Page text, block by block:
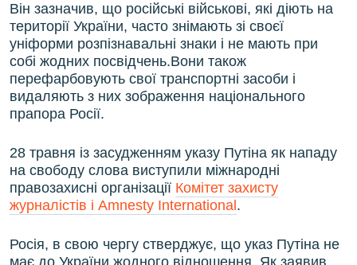
Він зазначив, що російські військові, які діють на
території України, часто знімають зі своєї
уніформи розпізнавальні знаки і не мають при
собі жодних посвідчень.Вони також
перефарбовують свої транспортні засоби і
видаляють з них зображення національного
прапора Росії.
28 травня із засудженням указу Путіна як нападу
на свободу слова виступили міжнародні
правозахисні організації Комітет захисту
журналістів і Amnesty International .
Росія, в свою чергу стверджує, що указ Путіна не